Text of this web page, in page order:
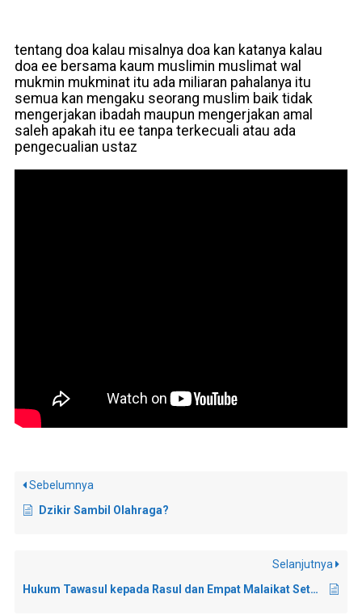
tentang doa kalau misalnya doa kan katanya kalau
doa ee bersama kaum muslimin muslimat wal
mukmin mukminat itu ada miliaran pahalanya itu
semua kan mengaku seorang muslim baik tidak
mengerjakan ibadah maupun mengerjakan amal
saleh apakah itu ee tanpa terkecuali atau ada
pengecualian ustaz
Sebelumnya
Dzikir Sambil Olahraga?
Selanjutnya
Hukum Tawasul kepada Rasul dan Empat Malaikat Setelah Salat